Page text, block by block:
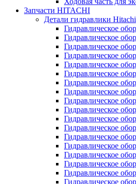
Запчасти HITACHI
Детали гидравлики Hitachi
Гидравлическое
Гидравлическое
Гидравлическое
Гидравлическое
Гидравлическое
Гидравлическое
Гидравлическое
Гидравлическое
Гидравлическое
Гидравлическое
Гидравлическое
Гидравлическое
Гидравлическое
Гидравлическое
Гидравлическое
Гидравлическое
Гидравлическое
Гидравлическое